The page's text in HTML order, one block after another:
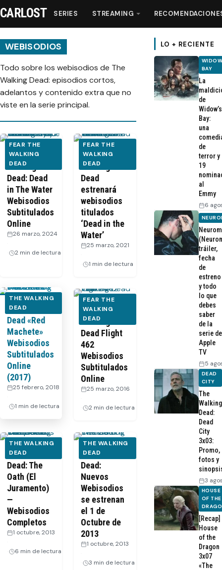
Series
Streaming
Videos
Webisodios
CARLOST SERIES STREAMING
WEBISODIOS
Todo sobre los webisodios de The
Walking Dead: episodios cortos,
adelantos y contenido extra que no
viste en la serie principal.
FEAR THE
WALKING
DEAD
Fear The
Walking
Dead: Dead
in The Water
Webisodios
Subtitulados
Online
26 marzo, 2024
2 min de lectura
FEAR THE
WALKING
DEAD
Fear The
Walking
Dead
estrenará
webisodios
titulados
‘Dead in the
Water’
25 marzo, 2021
1 min de lectura
THE WALKING
DEAD
The Walking
Dead «Red
Machete»
Webisodios
Subtitulados
Online
(2017)
25 febrero, 2018
1 min de lectura
FEAR THE
WALKING
DEAD
Fear The
Walking
Dead Flight
462
Webisodios
Subtitulados
Online
25 marzo, 2016
2 min de lectura
THE WALKING
DEAD
The Walking
Dead: The
Oath (El
Juramento)
—
Webisodios
Completos
1 octubre, 2013
6 min de lectura
THE WALKING
DEAD
The Walking
Dead:
Nuevos
Webisodios
se estrenan
el 1 de
Octubre de
2013
1 octubre, 2013
3 min de lectura
LO + RECIENTE
BAY
La
de
Widow’s
Bay:
una
de
terror y
19
al
Emmy
6
tráiler,
fecha
de
estreno
y todo
lo que
debes
saber
de la
serie de
Apple
TV
5
DEAD
CITY
The
Walking
Dead:
Dead
City
3x03:
Promo,
fotos y
3
HOUSE
OF THE
[Recap]
House
of the
Dragon
3x07
«The